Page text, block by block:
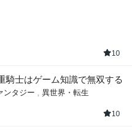
10
騎士はゲーム知識で無双する
ンタジー , 異世界・転生
10